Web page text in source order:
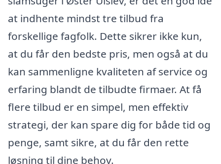
at indhente mindst tre tilbud fra
forskellige fagfolk. Dette sikrer ikke kun,
at du får den bedste pris, men også at du
kan sammenligne kvaliteten af service og
erfaring blandt de tilbudte firmaer. At få
flere tilbud er en simpel, men effektiv
strategi, der kan spare dig for både tid og
penge, samt sikre, at du får den rette
løsning til dine behov.